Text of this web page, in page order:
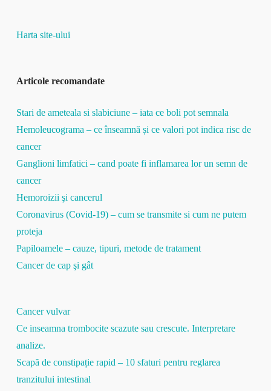
Harta site-ului
Articole recomandate
Stari de ameteala si slabiciune – iata ce boli pot semnala
Hemoleucograma – ce înseamnă și ce valori pot indica risc de
cancer
Ganglioni limfatici – cand poate fi inflamarea lor un semn de
cancer
Hemoroizii şi cancerul
Coronavirus (Covid-19) – cum se transmite si cum ne putem
proteja
Papiloamele – cauze, tipuri, metode de tratament
Cancer de cap şi gât
Cancer vulvar
Ce inseamna trombocite scazute sau crescute. Interpretare
analize.
Scapă de constipație rapid – 10 sfaturi pentru reglarea
tranzitului intestinal